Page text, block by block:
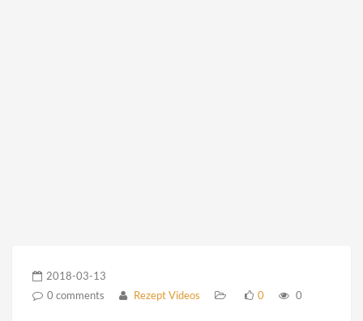
2018-03-13
0 comments
Rezept Videos 0 0